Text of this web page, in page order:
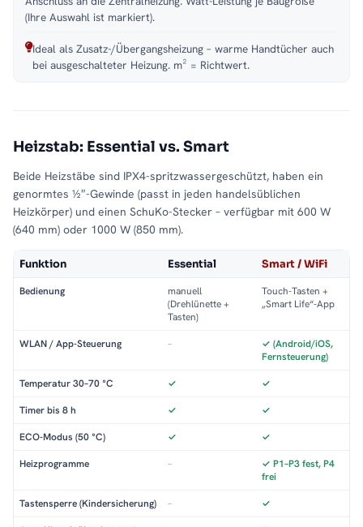
(Ihre Auswahl ist markiert).
Ideal als Zusatz-/Übergangsheizung – warme Handtücher auch
bei ausgeschalteter Heizung. m² = Richtwert.
Heizstab: Essential vs. Smart
Beide Heizstäbe sind IPX4-spritzwassergeschützt, haben ein
genormtes ½″-Gewinde (passt in jeden handelsüblichen
Heizkörper) und einen SchuKo-Stecker – verfügbar mit 600 W
(640 mm) oder 1000 W (850 mm).
Funktion Essential Smart / WiFi
Bedienung
manuell
(Drehlünette +
Tasten)
Touch-Tasten +
„Smart Life“-App
WLAN / App-Steuerung –
✓ (Android/iOS,
Fernsteuerung)
Temperatur 30–70 °C ✓ ✓
Timer bis 8 h ✓ ✓
ECO-Modus (50 °C) ✓ ✓
Heizprogramme –
✓ P1–P3 fest, P4
frei
Tastensperre (Kindersicherung) – ✓